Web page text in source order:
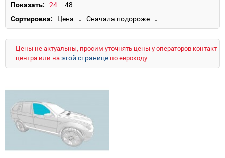
Показать:
Сортировка:
Цены не актуальны, просим уточнять цены у операторов контакт-
центра или на этой странице по еврокоду